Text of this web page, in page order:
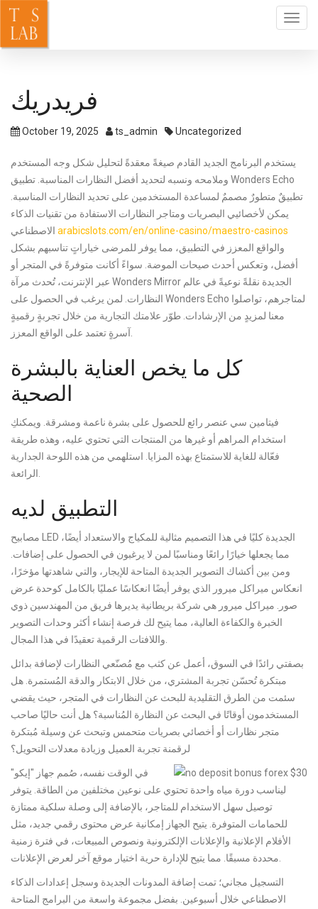
فريدريك
October 19, 2025 ts_admin Uncategorized
يستخدم البرنامج الجديد القادم صيغةً معقدةً لتحليل شكل وجه المستخدم
وملامحه ونسبه لتحديد أفضل النظارات المناسبة. تطبيق Wonders Echo
تطبيقٌ متطورٌ مصممٌ لمساعدة المستخدمين على تحديد النظارات المناسبة.
يمكن لأخصائيي البصريات ومتاجر النظارات الاستفادة من تقنيات الذكاء
arabicslots.com/en/online-casino/maestro-casinos
والواقع المعزز في التطبيق، مما يوفر للمرضى خياراتٍ تناسبهم بشكل
أفضل، وتعكس أحدث صيحات الموضة. سواءً أكانت متوفرةً في المتجر أو
عبر الإنترنت، تُحدث مرآة Wonders Mirror الجديدة نقلةً نوعيةً في عالم
النظارات. لمن يرغب في الحصول على Wonders Echo لمتاجرهم، تواصلوا
معنا لمزيدٍ من الإرشادات. طوّر علامتك التجارية من خلال تجربةٍ رقميةٍ
كل ما يخص العناية بالبشرة
الصحية
فيتامين سي عنصر رائع للحصول على بشرة ناعمة ومشرقة. ويمكنكِ
استخدام المراهم أو غيرها من المنتجات التي تحتوي عليه، وهذه طريقة
فعّالة للغاية للاستمتاع بهذه المزايا. استلهمي من هذه اللوحة الجدارية
التطبيق لديه
مصابيح LED الجديدة كليًا في هذا التصميم مثالية للمكياج والاستعداد أيضًا،
مما يجعلها خيارًا رائعًا ومناسبًا لمن لا يرغبون في الحصول على إضافات.
ومن بين أكشاك التصوير الجديدة المتاحة للإيجار، والتي شاهدتها مؤخرًا،
انعكاس ميراكل ميرور الذي يوفر أيضًا انعكاسًا عمليًا بالكامل كوحدة عرض
صور. ميراكل ميرور هي شركة بريطانية يديرها فريق من المهندسين ذوي
الخبرة والكفاءة العالية، مما يتيح لك فرصة إنشاء أكثر وحدات التصوير
بصفتي رائدًا في السوق، أعمل عن كثب مع مُصنّعي النظارات لإضافة بدائل
مبتكرة تُحسّن تجربة المشتري، من خلال الابتكار والدقة المُستمرة. هل
سئمت من الطرق التقليدية للبحث عن النظارات في المتجر، حيث يقضي
المستخدمون أوقاتًا في البحث عن النظارة المُناسبة؟ هل أنت حاليًا صاحب
متجر نظارات أو أخصائي بصريات متحمس وتبحث عن وسيلة مُبتكرة
لرقمنة تجربة العميل وزيادة معدلات التحويل؟
في الوقت نفسه، صُمم جهاز "إيكو"
ليناسب دورة مياه واحدة تحتوي على نوعين مختلفين من الطاقة. يتوفر
توصيل سهل الاستخدام للمتاجر، بالإضافة إلى وصلة سلكية ممتازة
للحمامات المتوفرة. يتيح الجهاز إمكانية عرض محتوى رقمي جديد، مثل
الأفلام الإعلانية والإعلانات الإلكترونية ونصوص المبيعات، في فترة زمنية
التسجيل مجاني؛ تمت إضافة المدونات الجديدة وسجل إعدادات الذكاء
الاصطناعي خلال أسبوعين. بفضل مجموعة واسعة من البرامج المتاحة